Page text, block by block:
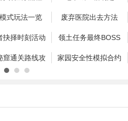
式玩法一览 废弃医院出去方法
抉择时刻活动
领土任务最终BOSS
窟通关路线攻
略
家园安全性模拟合约